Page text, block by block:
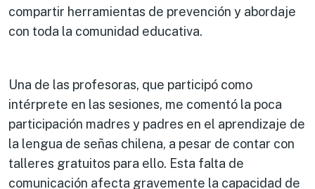
compartir herramientas de prevención y abordaje
con toda la comunidad educativa.
Una de las profesoras, que participó como
intérprete en las sesiones, me comentó la poca
participación madres y padres en el aprendizaje de
la lengua de señas chilena, a pesar de contar con
talleres gratuitos para ello. Esta falta de
comunicación afecta gravemente la capacidad de